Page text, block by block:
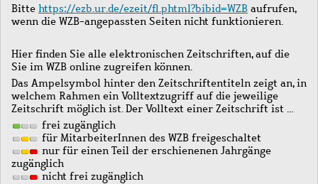
Bitte https://ezb.ur.de/ezeit/fl.phtml?bibid=WZB aufrufen,
wenn die WZB-angepassten Seiten nicht funktionieren.
Hier finden Sie alle elektronischen Zeitschriften, auf die
Sie im WZB online zugreifen können.
Das Ampelsymbol hinter den Zeitschriftentiteln zeigt an, in
welchem Rahmen ein Volltextzugriff auf die jeweilige
Zeitschrift möglich ist. Der Volltext einer Zeitschrift ist …
frei zugänglich
für MitarbeiterInnen des WZB freigeschaltet
nur für einen Teil der erschienenen Jahrgänge
zugänglich
nicht frei zugänglich